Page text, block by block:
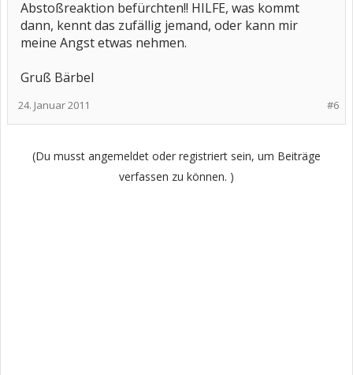
Abstoßreaktion befürchten!! HILFE, was kommt
dann, kennt das zufällig jemand, oder kann mir
meine Angst etwas nehmen.
Gruß Bärbel
#6
24. Januar 2011
(Du musst angemeldet oder registriert sein, um Beiträge
verfassen zu können. )